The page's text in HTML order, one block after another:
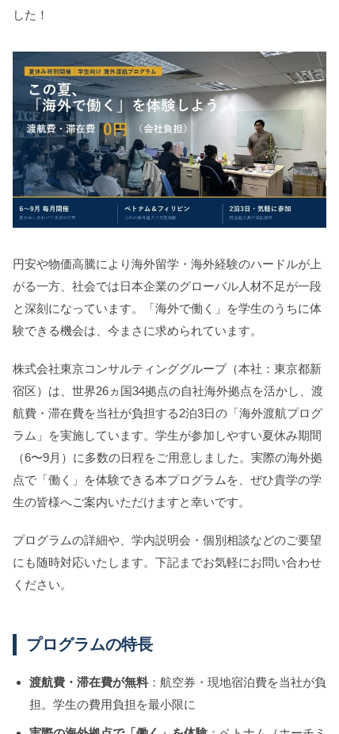
した！
円安や物価高騰により海外留学・海外経験のハードルが上
がる一方、社会では日本企業のグローバル人材不足が一段
と深刻になっています。「海外で働く」を学生のうちに体
験できる機会は、今まさに求められています。
株式会社東京コンサルティンググループ（本社：東京都新
宿区）は、世界26ヵ国34拠点の自社海外拠点を活かし、渡
航費・滞在費を当社が負担する2泊3日の「海外渡航プログ
ラム」を実施しています。学生が参加しやすい夏休み期間
（6〜9月）に多数の日程をご用意しました。実際の海外拠
点で「働く」を体験できる本プログラムを、ぜひ貴学の学
生の皆様へご案内いただけますと幸いです。
プログラムの詳細や、学内説明会・個別相談などのご要望
にも随時対応いたします。下記までお気軽にお問い合わせ
ください。
プログラムの特長
渡航費・滞在費が無料 ：航空券・現地宿泊費を当社が負
担。学生の費用負担を最小限に